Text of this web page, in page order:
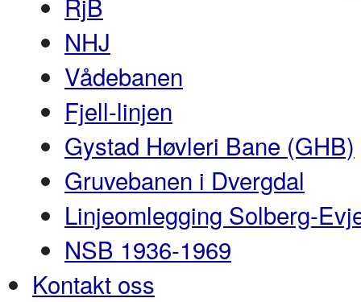
NHJ
Vådebanen
Fjell-linjen
Gystad Høvleri Bane (GHB)
Gruvebanen i Dvergdal
Linjeomlegging Solberg-
NSB 1936-1969
Kontakt oss